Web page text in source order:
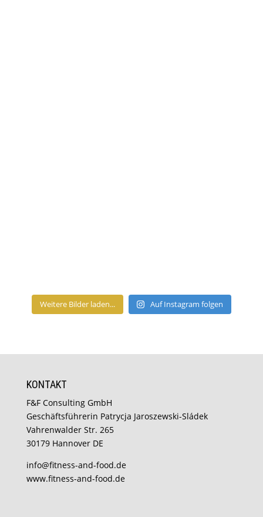
Weitere Bilder laden... Auf Instagram folgen
KONTAKT
F&F Consulting GmbH
Geschäftsführerin Patrycja Jaroszewski-Sládek
Vahrenwalder Str. 265
30179 Hannover DE
info@fitness-and-food.de
www.fitness-and-food.de